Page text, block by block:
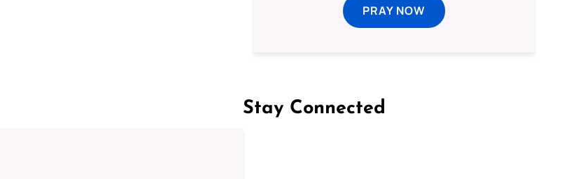
PRAY NOW
Stay Connected